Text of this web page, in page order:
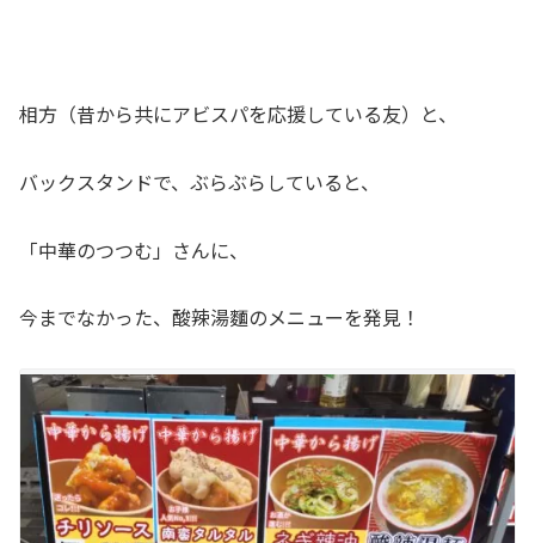
相方（昔から共にアビスパを応援している友）と、
バックスタンドで、ぶらぶらしていると、
「中華のつつむ」さんに、
今までなかった、酸辣湯麵のメニューを発見！